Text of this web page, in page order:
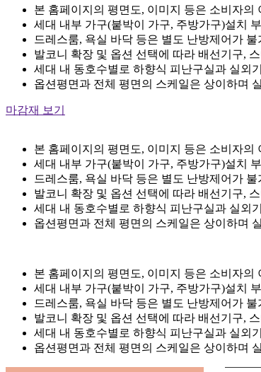
본 홈페이지의 평면도, 이미지 등은 소비자
세대 내부 가구(붙박이 가구, 주방가구)설치
드레스룸, 욕실 바닥 등은 별도 난방제어가 불
발코니 확장 및 옵션 선택에 따라 배선기구,
세대 내 동호수별로 하향식 피난구실과 실외
옵션평면과 전체 평면의 스케일은 상이하며
마감재 보기
본 홈페이지의 평면도, 이미지 등은 소비자
세대 내부 가구(붙박이 가구, 주방가구)설치
드레스룸, 욕실 바닥 등은 별도 난방제어가 불
발코니 확장 및 옵션 선택에 따라 배선기구,
세대 내 동호수별로 하향식 피난구실과 실외
옵션평면과 전체 평면의 스케일은 상이하며
본 홈페이지의 평면도, 이미지 등은 소비자
세대 내부 가구(붙박이 가구, 주방가구)설치
드레스룸, 욕실 바닥 등은 별도 난방제어가 불
발코니 확장 및 옵션 선택에 따라 배선기구,
세대 내 동호수별로 하향식 피난구실과 실외
옵션평면과 전체 평면의 스케일은 상이하며